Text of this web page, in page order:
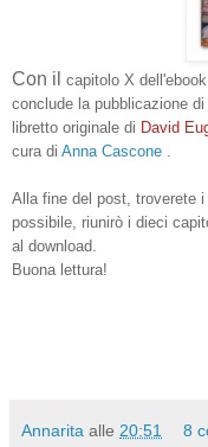
Con il capitolo X dell'ebook
conclude la pubblicazione
libretto originale di David
cura di Anna Cascone
Alla fine del post, troverete
possibile, riunirò i dieci
al download.
Buona lettura!
Annarita alle 20:51 8